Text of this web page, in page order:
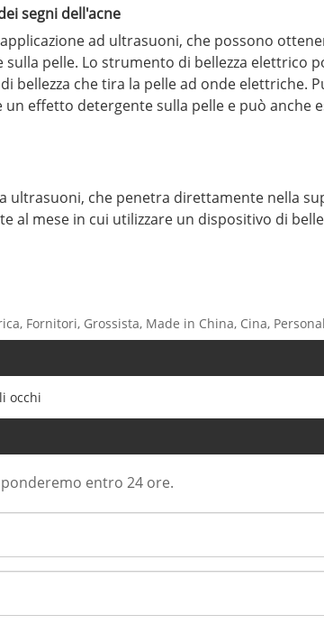
segni dell'acne
ad ultrasuoni, che possono
pelle. Lo strumento di bellezza elettrico
che tira la pelle ad onde elettriche.
effetto detergente sulla pelle e può anche
ultrasuoni, che penetra direttamente nella
al mese in cui utilizzare un dispositivo di
Fornitori, Grossista, Made in China, Cina,
occhi
entro 24 ore.